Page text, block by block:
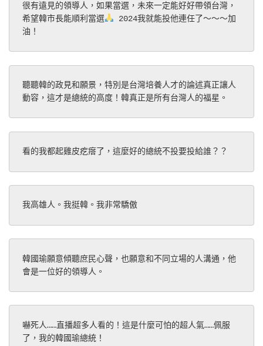
很有遠見的領導人，如果當選，未來一定能好好帶領台灣，
希望韓市長能順利當選
2024我就能投他連任了～～～加
油！
聽聽韓的政見和願景，特別是台灣培養人才的論述真正讓人
動容，這才是總統的高度！韓真正是所有台灣人的福星。
看的我都起雞皮疙瘩了，這麼好的總統不投要投給誰？？
我高雄人。我挺韓。我非常驕傲
韓國瑜願意傾聽庶民心聲，也願意和不同立場的人溝通，他
會是一位好的領導人。
嚇死人……直播超多人看的！這是什麼可怕的超人氣……佩服
了，我的韓國瑜總統！